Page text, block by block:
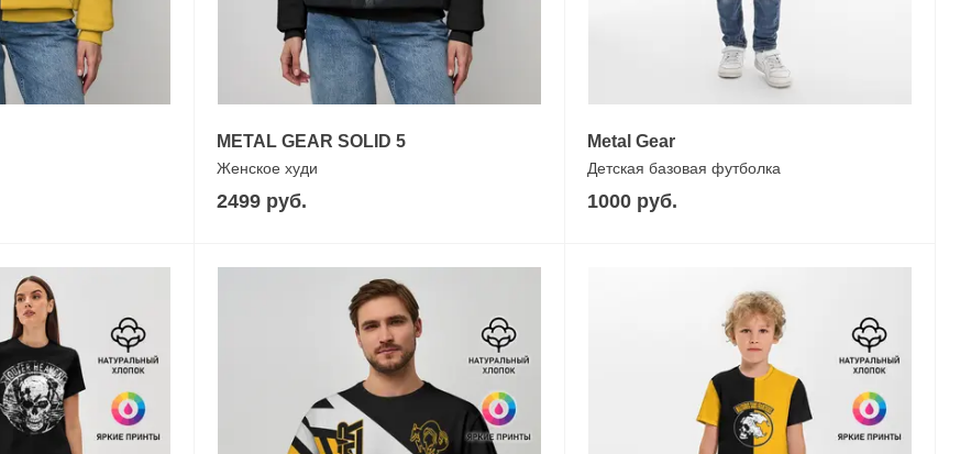
METAL GEAR SOLID 5
Женское худи
2499 руб.
Metal Gear
Детская базовая футболка
1000 руб.